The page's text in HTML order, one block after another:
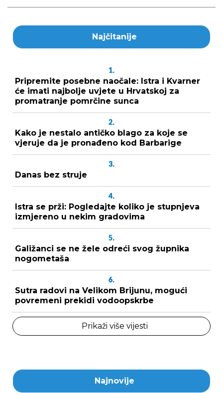
Najčitanije
1.
Pripremite posebne naočale: Istra i Kvarner
će imati najbolje uvjete u Hrvatskoj za
promatranje pomrčine sunca
2.
Kako je nestalo antičko blago za koje se
vjeruje da je pronađeno kod Barbarige
3.
Danas bez struje
4.
Istra se prži: Pogledajte koliko je stupnjeva
izmjereno u nekim gradovima
5.
Galižanci se ne žele odreći svog župnika
nogometaša
6.
Sutra radovi na Velikom Brijunu, mogući
povremeni prekidi vodoopskrbe
Prikaži više vijesti
Najnovije